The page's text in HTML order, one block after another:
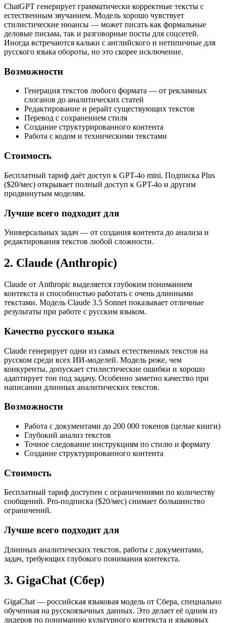
ChatGPT генерирует грамматически корректные тексты с
естественным звучанием. Модель хорошо чувствует
стилистические нюансы — может писать как формальные
деловые письма, так и разговорные посты для соцсетей.
Иногда встречаются кальки с английского и нетипичные для
русского языка обороты, но это скорее исключение.
Возможности
Генерация текстов любого формата — от рекламных
слоганов до аналитических статей
Редактирование и рерайт существующих текстов
Перевод с сохранением стиля
Создание структурированного контента
Работа с кодом и техническими текстами
Стоимость
Бесплатный тариф даёт доступ к GPT-4o mini. Подписка Plus
($20/мес) открывает полный доступ к GPT-4o и другим
продвинутым моделям.
Лучше всего подходит для
Универсальных задач — от создания контента до анализа и
редактирования текстов любой сложности.
2. Claude (Anthropic)
Claude от Anthropic выделяется глубоким пониманием
контекста и способностью работать с очень длинными
текстами. Модель Claude 3.5 Sonnet показывает отличные
результаты при работе с русским языком.
Качество русского языка
Claude генерирует одни из самых естественных текстов на
русском среди всех ИИ-моделей. Модель реже, чем
конкуренты, допускает стилистические ошибки и хорошо
адаптирует тон под задачу. Особенно заметно качество при
написании длинных аналитических текстов.
Возможности
Работа с документами до 200 000 токенов (целые книги)
Глубокий анализ текстов
Точное следование инструкциям по стилю и формату
Создание структурированного контента
Стоимость
Бесплатный тариф доступен с ограничениями по количеству
сообщений. Pro-подписка ($20/мес) снимает большинство
ограничений.
Лучше всего подходит для
Длинных аналитических текстов, работы с документами,
задач, требующих глубокого понимания контекста.
3. GigaChat (Сбер)
GigaChat — российская языковая модель от Сбера, специально
обученная на русскоязычных данных. Это делает её одним из
лидеров по пониманию культурного контекста и языковых